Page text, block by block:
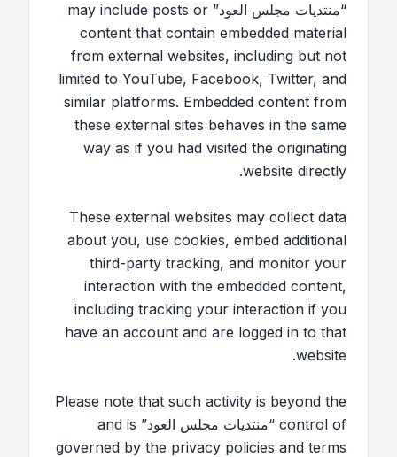
“منتديات مجلس العود” may include posts or
content that contain embedded material
from external websites, including but not
limited to YouTube, Facebook, Twitter, and
similar platforms. Embedded content from
these external sites behaves in the same
way as if you had visited the originating
website directly.
These external websites may collect data
about you, use cookies, embed additional
third-party tracking, and monitor your
interaction with the embedded content,
including tracking your interaction if you
have an account and are logged in to that
website.
Please note that such activity is beyond the
control of “منتديات مجلس العود” and is
governed by the privacy policies and terms